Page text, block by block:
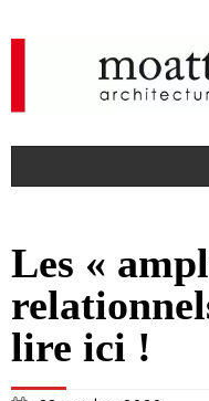
a
c
I
n
actualités
Les «
lire ici !